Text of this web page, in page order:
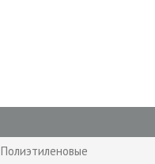
Полиэтиленовые